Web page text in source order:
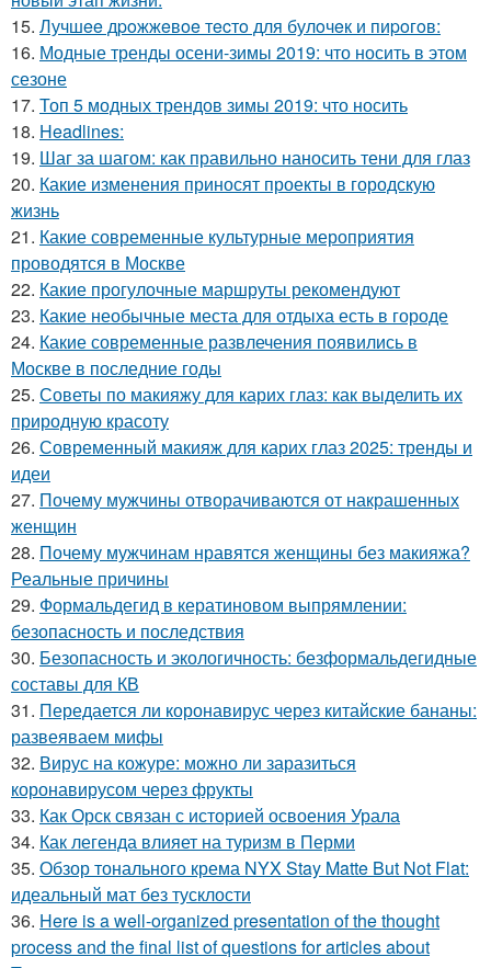
15. Лучшee дpoжжeвoe тecтo для булoчeк и пиpoгoв:
16. Модные тренды осени-зимы 2019: что носить в этом
сезоне
17. Топ 5 модных трендов зимы 2019: что носить
18. Headlines:
19. Шаг за шагом: как правильно наносить тени для глаз
20. Какие изменения приносят проекты в городскую
жизнь
21. Какие современные культурные мероприятия
проводятся в Москве
22. Какие прогулочные маршруты рекомендуют
23. Какие необычные места для отдыха есть в городе
24. Какие современные развлечения появились в
Москве в последние годы
25. Советы по макияжу для карих глаз: как выделить их
природную красоту
26. Современный макияж для карих глаз 2025: тренды и
идеи
27. Почему мужчины отворачиваются от накрашенных
женщин
28. Почему мужчинам нравятся женщины без макияжа?
Реальные причины
29. Формальдегид в кератиновом выпрямлении:
безопасность и последствия
30. Безопасность и экологичность: безформальдегидные
составы для КВ
31. Передается ли коронавирус через китайские бананы:
развеяваем мифы
32. Вирус на кожуре: можно ли заразиться
коронавирусом через фрукты
33. Как Орск связан с историей освоения Урала
34. Как легенда влияет на туризм в Перми
35. Обзор тонального крема NYX Stay Matte But Not Flat:
идеальный мат без тусклости
36. Here is a well-organized presentation of the thought
process and the final list of questions for articles about